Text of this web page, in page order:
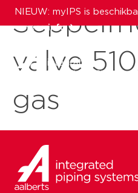
NIEUW: myIPS is
meer info
sluiten
valve
gas